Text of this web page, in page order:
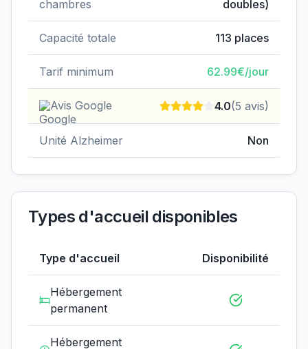
chambres
doubles)
Capacité totale 113 places
Tarif minimum 62.99€/jour
Avis Google 4.0(5 avis)
Unité Alzheimer Non
Types d'accueil disponibles
Type d'accueil Disponibilité
Hébergement
permanent
Hébergement